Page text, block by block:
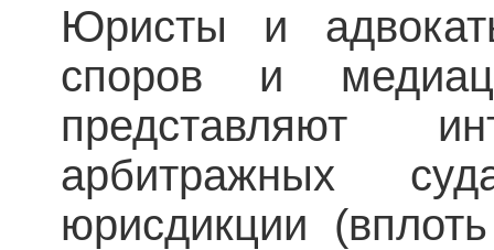
Юристы и
споров и
представляют
арбитражных
юрисдикции